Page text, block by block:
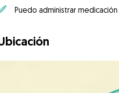
Puedo administrar